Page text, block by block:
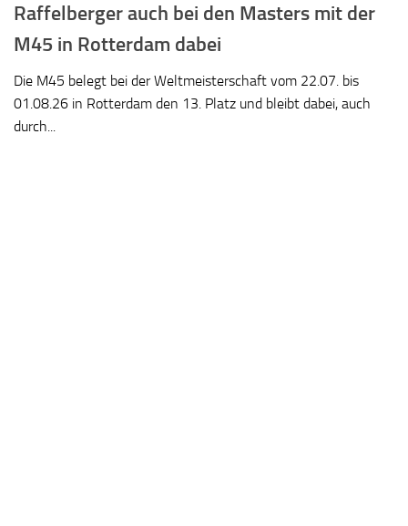
Raffelberger auch bei den Masters mit der
M45 in Rotterdam dabei
Die M45 belegt bei der Weltmeisterschaft vom 22.07. bis
01.08.26 in Rotterdam den 13. Platz und bleibt dabei, auch
durch...